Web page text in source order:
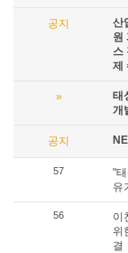
공지
산
원
스
제
»
태
개
공지
57
"
유
56
이
위
결